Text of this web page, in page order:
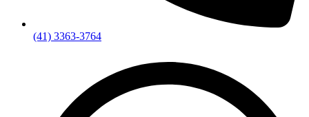
(41) 3363-3764